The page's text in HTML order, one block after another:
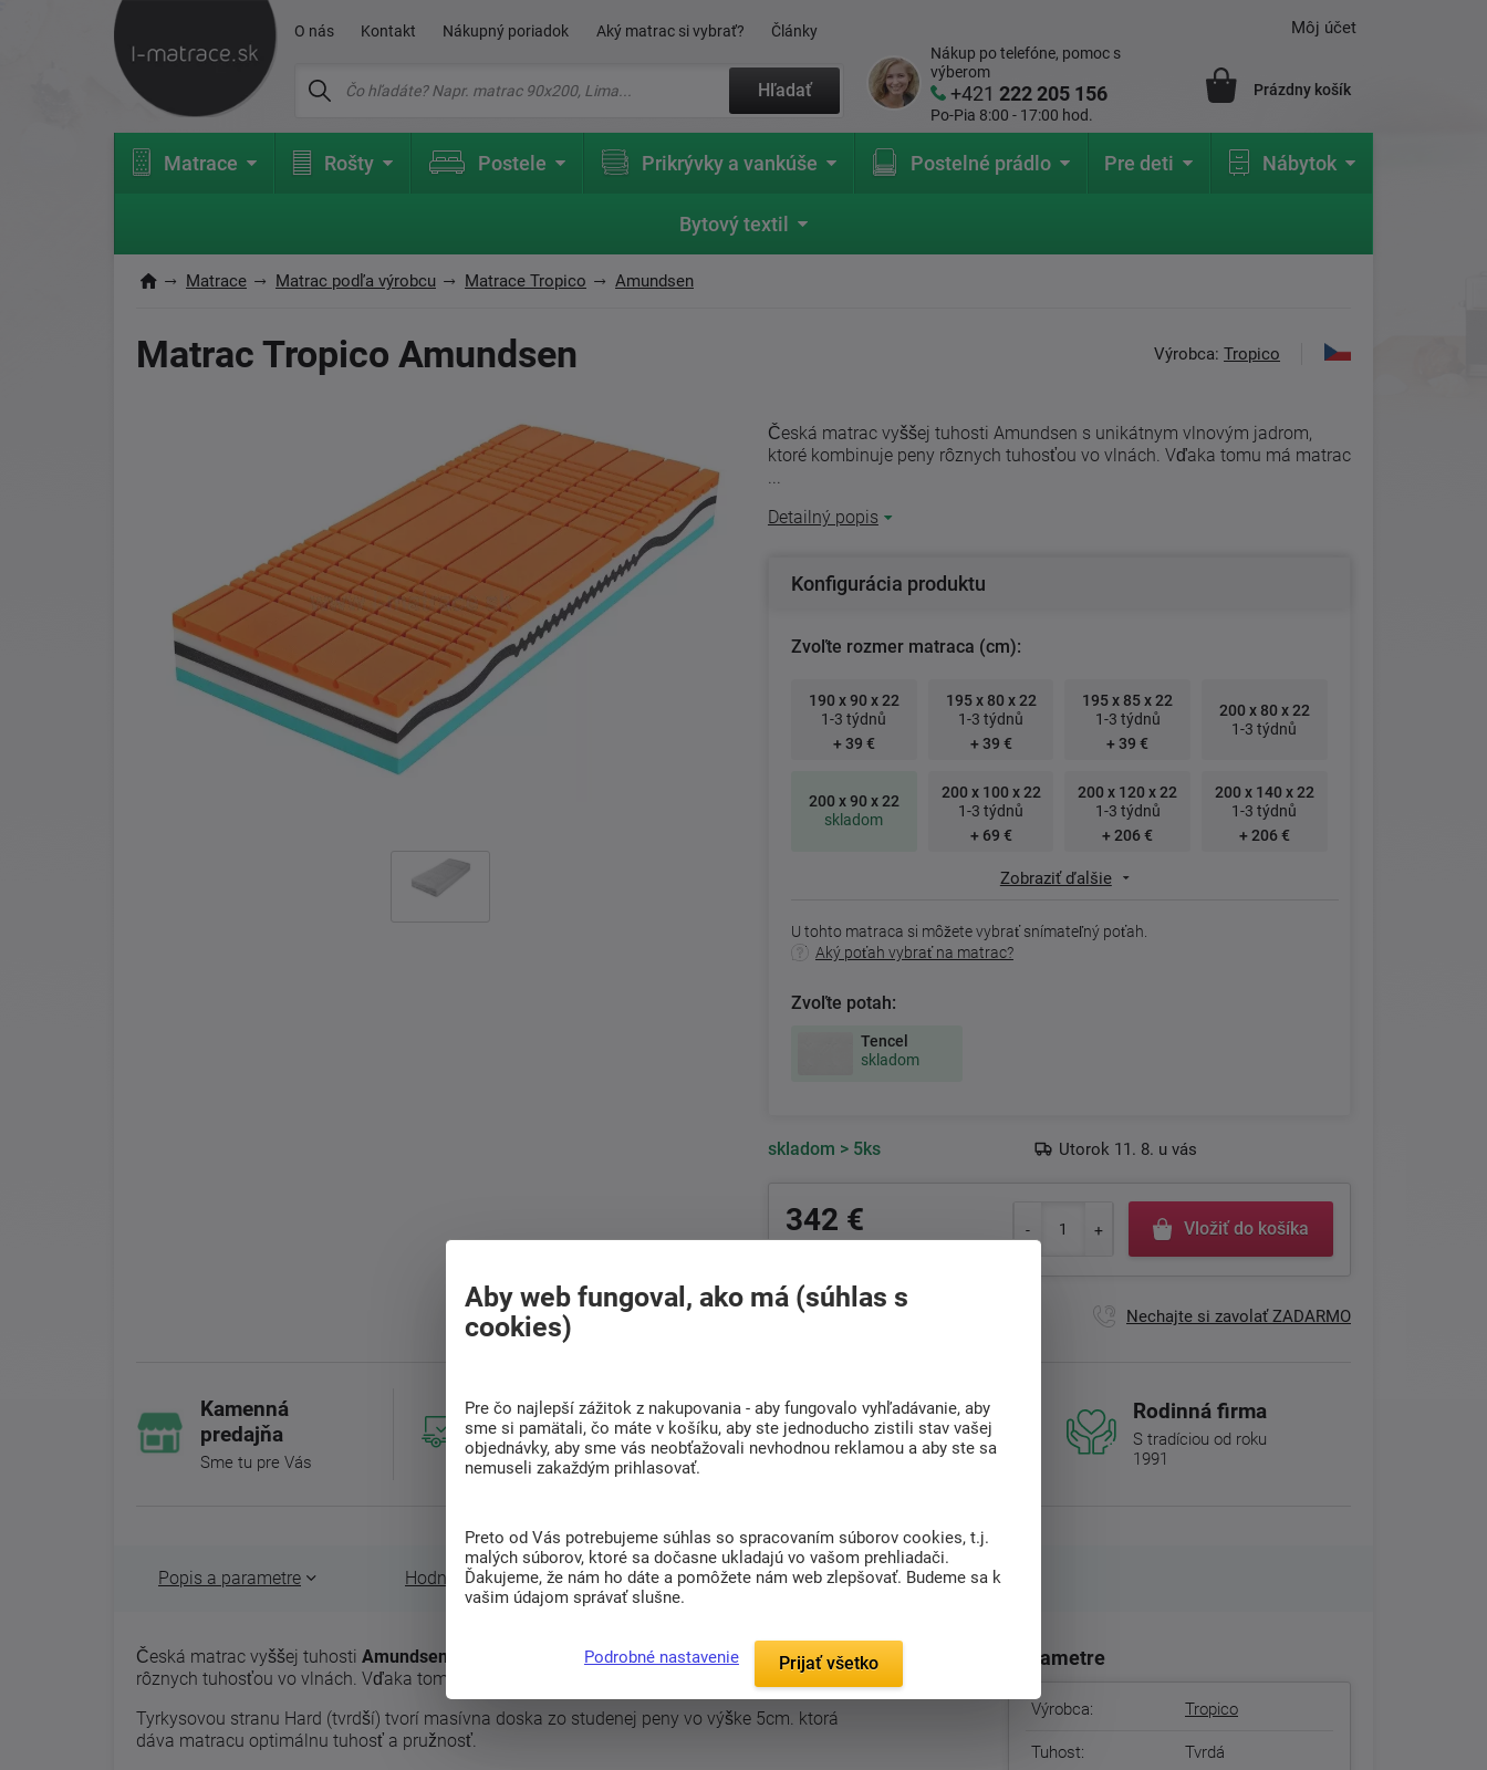
O nás Kontakt Nákupný poriadok Aký matrac si vybrať? Články
Hľadať
Nákup po telefóne, pomoc s
výberom
+421222 205 156
Po-Pia 8:00 - 17:00 hod.
Môj účet
Prázdny košík
Matrace Rošty Postele Prikrývky a vankúše Postelné prádlo Pre deti Nábytok
Bytový textil
Matrace Matrac podľa výrobcu Matrace Tropico Amundsen
Matrac Tropico Amundsen Výrobca:Tropico
Česká matrac vyššej tuhosti Amundsen s unikátnym vlnovým jadrom,
ktoré kombinuje peny rôznych tuhosťou vo vlnách. Vďaka tomu má matrac
...
Detailný popis
Konfigurácia produktu
Zvoľte rozmer matraca (cm):
190 x 90 x 22
1-3 týdnů
+ 39 €
195 x 80 x 22
1-3 týdnů
+ 39 €
195 x 85 x 22
1-3 týdnů
+ 39 €
200 x 80 x 22
1-3 týdnů
200 x 90 x 22
skladom
200 x 100 x 22
1-3 týdnů
+ 69 €
200 x 120 x 22
1-3 týdnů
+ 206 €
200 x 140 x 22
1-3 týdnů
+ 206 €
Zobraziť ďalšie
U tohto matraca si môžete vybrať snímateľný poťah.
Aký poťah vybrať na matrac?
Zvoľte potah:
Tencel
skladom
skladom > 5ks Utorok 11. 8. u vás
342 € Vložiť do košíka
+421222 205 156 Nechajte si zavolať ZADARMO
Kamenná
predajňa
Sme tu pre Vás
Doprava
ZADARMO
Pri nákupe nad 200 Eur
Radi poradíme s
výberom
Nájdite vhodný matrac
Rodinná firma
S tradíciou od roku
1991
Popis a parametre Hodnotenie (0) Súvisiaci tovar (7)
Česká matrac vyššej tuhosti Amundsen
s unikátnym vlnovým jadrom, ktoré kombinuje peny
rôznych tuhosťou vo vlnách. Vďaka tomu má matrac perfektné ortopedické vlastnosti.
Tyrkysovou stranu Hard (tvrdší) tvorí masívna doska zo studenej peny vo výške 5cm. ktorá
dáva matracu optimálnu tuhosť a pružnosť.
Parametre
Výrobca: Tropico
Tuhost: Tvrdá
Aby web fungoval, ako má (súhlas s
cookies)
Pre čo najlepší zážitok z nakupovania - aby fungovalo vyhľadávanie, aby
sme si pamätali, čo máte v košíku, aby ste jednoducho zistili stav vašej
objednávky, aby sme vás neobťažovali nevhodnou reklamou a aby ste sa
nemuseli zakaždým prihlasovať.
Preto od Vás potrebujeme súhlas so spracovaním súborov cookies, t.j.
malých súborov, ktoré sa dočasne ukladajú vo vašom prehliadači.
Ďakujeme, že nám ho dáte a pomôžete nám web zlepšovať. Budeme sa k
vašim údajom správať slušne.
Podrobné nastavenie Prijať všetko